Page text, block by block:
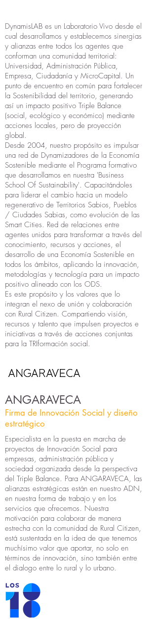
DynamisLAB es un Laboratorio Vivo desde el
cual desarrollamos y establecemos sinergias
y alianzas entre todos los agentes que
conforman una comunidad territorial:
Universidad, Administración Pública,
Empresa, Ciudadanía y MicroCapital. Un
punto de encuentro en común para fortalecer
la Sostenibilidad del territorio, generando
así un impacto positivo Triple Balance
(social, ecológico y económico) mediante
acciones locales, pero de proyección
global.
Desde 2004, nuestro propósito es impulsar
una red de Dynamizadores de la Economía
Sostenible mediante el Programa formativo
que desarrollamos en nuestra 'Business
School Of Sustainability'. Capacitándoles
para liderar el cambio hacia un modelo
regenerativo de Territorios Sabios, Pueblos
/ Ciudades Sabias, como evolución de las
Smart Cities. Red de relaciones entre
agentes unidos para transformar a través del
conocimiento, recursos y acciones, el
desarrollo de una Economía Sostenible en
todos los ámbitos, aplicando la innovación,
metodologías y tecnología para un impacto
positivo alineado con los ODS.
Es este propósito y los valores que lo
integran el nexo de unión y colaboración
con Rural Citizen. Compartiendo visión,
recursos y talento que impulsen proyectos e
iniciativas a través de acciones conjuntas
para la TRIformación social.
ANGARAVECA
Firma de Innovación Social y diseño
estratégico
Especialista en la puesta en marcha de
proyectos de Innovación Social para
empresas, administración pública y
sociedad organizada desde la perspectiva
del Triple Balance. Para ANGARAVECA, las
alianzas estratégicas están en nuestro ADN,
en nuestra forma de trabajo y en los
servicios que ofrecemos. Nuestra
motivación para colaborar de manera
estrecha con la comunidad de Rural Citizen,
está sustentada en la idea de que tenemos
muchísimo valor que aportar, no solo en
términos de innovación, sino también entre
el dialogo entre lo rural y lo urbano.